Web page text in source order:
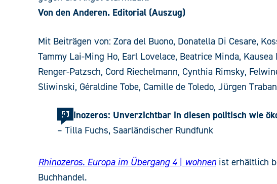
Von den Anderen. Editorial (Auszug)
Mit Beiträgen von: Zora del Buono, Donatella Di Cesare,
Tammy Lai-Ming Ho, Earl Lovelace, Beatrice Minda,
Renger-Patzsch, Cord Riechelmann, Cynthia Rimsky,
Sliwinski, Géraldine Tobe, Camille de Toledo, Jürgen
»Rhinozeros: Unverzichtbar in diesen politisch wie
– Tilla Fuchs, Saarländischer Rundfunk
Rhinozeros. Europa im Übergang 4 wohnen ist erhältlich
Buchhandel.